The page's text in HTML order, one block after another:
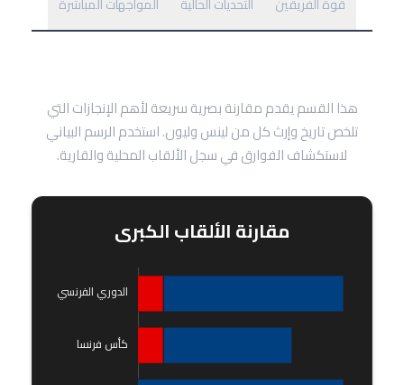
هذا القسم يقدم مقارنة بصرية سريعة لأهم الإنجازات التي
تلخص تاريخ وإرث كل من لينس وليون. استخدم الرسم البياني
لاستكشاف الفوارق في سجل الألقاب المحلية والقارية.
مقارنة الألقاب الكبرى